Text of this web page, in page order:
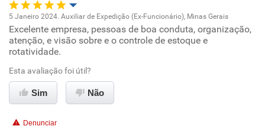
Oportunidade de promoção
Conciliação com a vida familiar
5 Janeiro 2024. Auxiliar de Expedição (Ex-Funcionário), Minas Gerais
Excelente empresa, pessoas de boa conduta, organização,
atenção, e visão sobre e o controle de estoque e
rotatividade.
Esta avaliação foi útil?
Sim Não
Denunciar